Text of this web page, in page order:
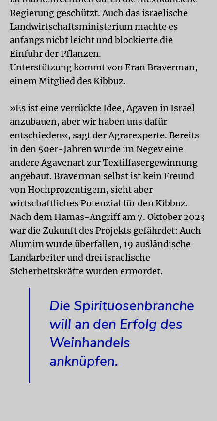
Regierung geschützt. Auch das israelische
Landwirtschaftsministerium machte es
anfangs nicht leicht und blockierte die
Einfuhr der Pflanzen.
Unterstützung kommt von Eran Braverman,
einem Mitglied des Kibbuz.
»Es ist eine verrückte Idee, Agaven in Israel
anzubauen, aber wir haben uns dafür
entschieden«, sagt der Agrarexperte. Bereits
in den 50er-Jahren wurde im Negev eine
andere Agavenart zur Textilfasergewinnung
angebaut. Braverman selbst ist kein Freund
von Hochprozentigem, sieht aber
wirtschaftliches Potenzial für den Kibbuz.
Nach dem Hamas-Angriff am 7. Oktober 2023
war die Zukunft des Projekts gefährdet: Auch
Alumim wurde überfallen, 19 ausländische
Landarbeiter und drei israelische
Sicherheitskräfte wurden ermordet.
Die Spirituosenbranche
will an den Erfolg des
Weinhandels
anknüpfen.